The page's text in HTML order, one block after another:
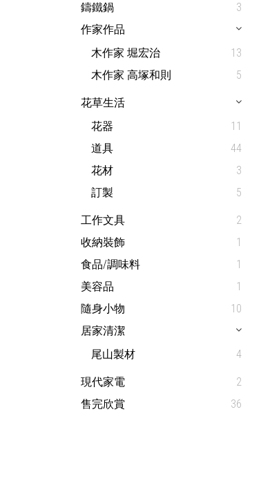
鑄鐵鍋
3
作家作品
木作家 堀宏治
13
木作家 高塚和則
5
花草生活
花器
11
道具
44
花材
3
訂製
5
工作文具
2
收納裝飾
1
食品/調味料
1
美容品
1
隨身小物
10
居家清潔
尾山製材
4
現代家電
2
售完欣賞
36